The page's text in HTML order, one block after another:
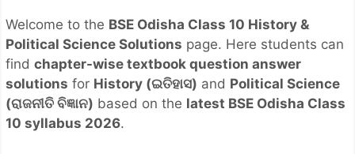
Welcome to the BSE Odisha Class 10 History &
Political Science Solutions page. Here students can
find chapter-wise textbook question answer
solutions for History (ଇତିହାସ) and Political Science
(ରାଜନୀତି ବିଜ୍ଞାନ) based on the latest BSE Odisha Class
10 syllabus 2026.